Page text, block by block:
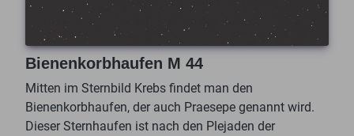
Bienenkorbhaufen M 44
Mitten im Sternbild Krebs findet man den
Bienenkorbhaufen, der auch Praesepe genannt wird.
Dieser Sternhaufen ist nach den Plejaden der